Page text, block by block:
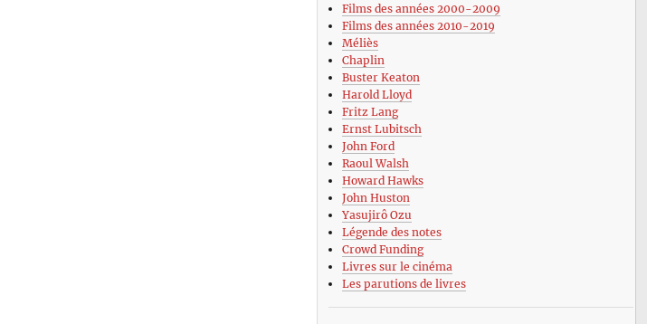
Films des années 2000-2009
Films des années 2010-2019
Méliès
Chaplin
Buster Keaton
Harold Lloyd
Fritz Lang
Ernst Lubitsch
John Ford
Raoul Walsh
Howard Hawks
John Huston
Yasujirô Ozu
Légende des notes
Crowd Funding
Livres sur le cinéma
Les parutions de livres